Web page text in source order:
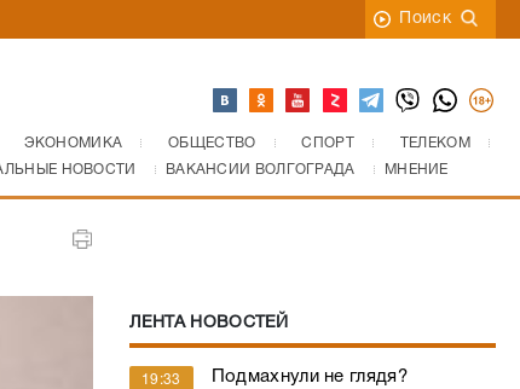
Поиск
ЭКОНОМИКА ОБЩЕСТВО СПОРТ
ТЕЛЕКОМ
НОВОСТИ ВАКАНСИИ ВОЛГОГРАДА МНЕНИЕ
ЛЕНТА НОВОСТЕЙ
19:33
Подмахнули не глядя?